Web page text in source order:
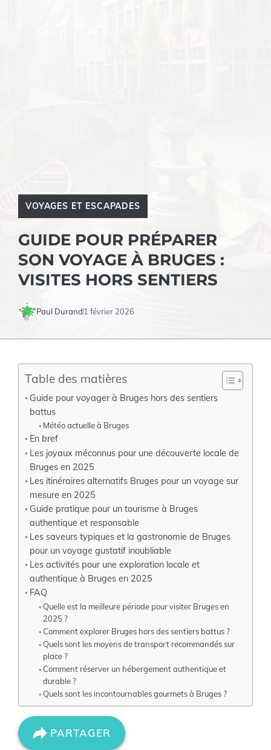
VOYAGES ET ESCAPADES
GUIDE POUR PRÉPARER
SON VOYAGE À BRUGES :
VISITES HORS SENTIERS
Paul Durand 1 février 2026
Table des matières
Guide pour voyager à Bruges hors des sentiers
battus
Météo actuelle à Bruges
En bref
Les joyaux méconnus pour une découverte locale de
Bruges en 2025
Les itinéraires alternatifs Bruges pour un voyage sur
mesure en 2025
Guide pratique pour un tourisme à Bruges
authentique et responsable
Les saveurs typiques et la gastronomie de Bruges
pour un voyage gustatif inoubliable
Les activités pour une exploration locale et
authentique à Bruges en 2025
FAQ
Quelle est la meilleure période pour visiter Bruges en
2025 ?
Comment explorer Bruges hors des sentiers battus ?
Quels sont les moyens de transport recommandés sur
place ?
Comment réserver un hébergement authentique et
durable ?
Quels sont les incontournables gourmets à Bruges ?
PARTAGER